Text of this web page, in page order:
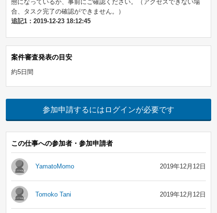
態になっているか、事前にご確認ください。（アクセスできない場
合、タスク完了の確認ができません。）
追記1：2019-12-23 18:12:45
案件審査発表の目安
約5日間
参加申請するにはログインが必要です
この仕事への参加者・参加申請者
YamatoMomo 2019年12月12日
Tomoko Tani 2019年12月12日